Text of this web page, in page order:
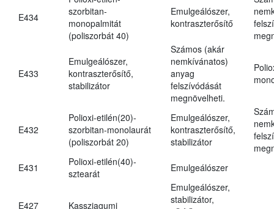
E434
szorbitan-
monopalmitát
(poliszorbát 40)
Emulgeálószer,
kontraszterősítő
E433
Emulgeálószer,
kontraszterősítő,
stabilizátor
Számos (akár
nemkívánatos)
anyag
felszívódását
megnövelheti.
E432
Polioxi-etilén(20)-
szorbitan-monolaurát
(poliszorbát 20)
Emulgeálószer,
kontraszterősítő,
stabilizátor
E431
Polioxi-etilén(40)-
sztearát
Emulgeálószer
E427 Kassziagumi
Emulgeálószer,
stabilizátor,